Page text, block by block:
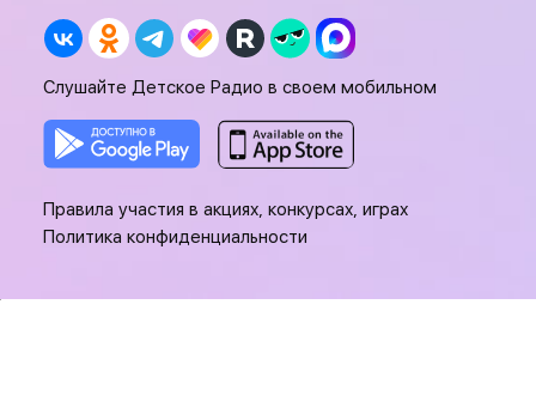
Слушайте Детское Радио в своем мобильном
Правила участия в акциях, конкурсах, играх
Политика конфиденциальности